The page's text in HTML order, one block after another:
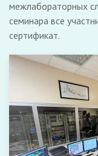
межлабораторных
семинара все
сертификат.